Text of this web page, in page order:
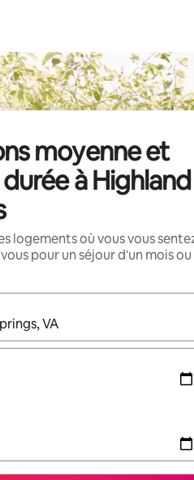
moyenne et
à Highland
logements où vous vous
pour un séjour d'un mois ou
s'affichent, utilisez les